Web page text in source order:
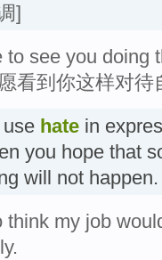
]
to see you doing
看到你这样对待
hate in
you hope that
will not
think my job